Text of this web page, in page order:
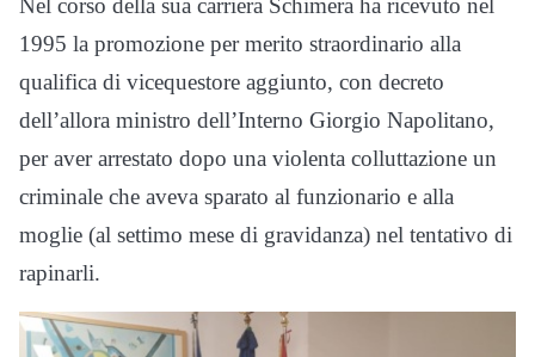
1995 la promozione per merito straordinario alla
qualifica di vicequestore aggiunto, con decreto
dell’allora ministro dell’Interno Giorgio Napolitano,
per aver arrestato dopo una violenta colluttazione un
criminale che aveva sparato al funzionario e alla
moglie (al settimo mese di gravidanza) nel tentativo di
rapinarli.